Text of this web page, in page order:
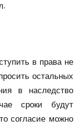
в права не
остальных
в наследство
сроки будут
согласие можно